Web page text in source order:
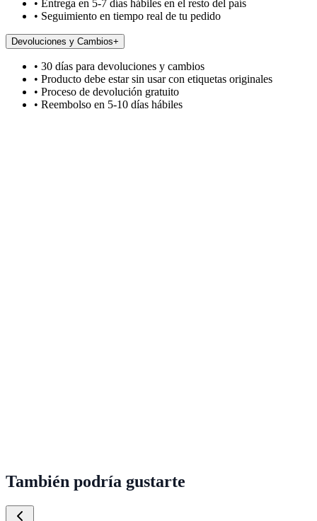
• Entrega en 5-7 días hábiles en el resto del país
• Seguimiento en tiempo real de tu pedido
Devoluciones y Cambios+
• 30 días para devoluciones y cambios
• Producto debe estar sin usar con etiquetas originales
• Proceso de devolución gratuito
• Reembolso en 5-10 días hábiles
También podría gustarte